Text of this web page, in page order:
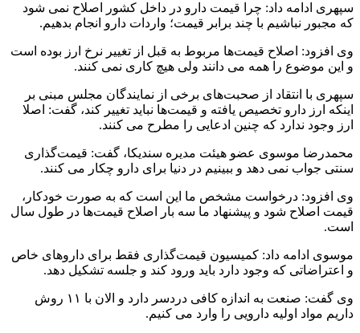
سپهری ادامه داد: چرا قیمت دارو در داخل کشور اصلاح نمی شود
که مجبور نباشیم با چند برابر قیمت؛ واردات دارو انجام بدهیم.
وی افزود: اصلاح قیمت‌ها مربوط به قبل از تغییر نرخ ارز بوده است
و این موضوع را همه می دانند ولی هیچ کاری نمی کنند.
سپهری با انتقاد از صحبت‌های برخی از نمایندگان مجلس مبنی بر
اینکه ارز دارو تخصیص یافته و قیمت‌ها نباید تغییر کند، گفت: اصلا
ارز وجود ندارد که چنین ادعایی را مطرح می کنند.
محمدرضا موسوی عضو هیئت مدیره سندیکا، گفت: قیمت‌گذاری
سنتی جواب نمی دهد و ببینیم در دنیا برای دارو چکار می کنند.
وی افزود: درخواست مشخص ما این است که به صورت خودکار،
قیمت اصلاح شود و پیشنهاد ما سه بار اصلاح قیمت‌ها در طول سال
است.
موسوی ادامه داد: کمیسیون قیمت‌گذاری فقط برای داروهای خاص
و اعتراضاتی که وجود دارد باید ورود کند و جلسه تشکیل دهد.
وی گفت: صنعت به اندازه کافی دردسر دارد و الان با ۱۱ روش
داریم مواد اولیه دارویی را وارد می کنیم.